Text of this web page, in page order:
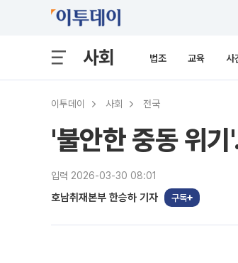
사회 법조 교육 사
이투데이 사회 전국
'불안한 중동 위
입력 2026-03-30 08:01
호남취재본부 한승하 기자 구독